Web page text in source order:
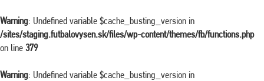
Warning: Undefined variable $cache_busting_version in
/sites/staging.futbalovysen.sk/files/wp-content/themes/fb/functions.php
on line 379
Warning: Undefined variable $cache_busting_version in